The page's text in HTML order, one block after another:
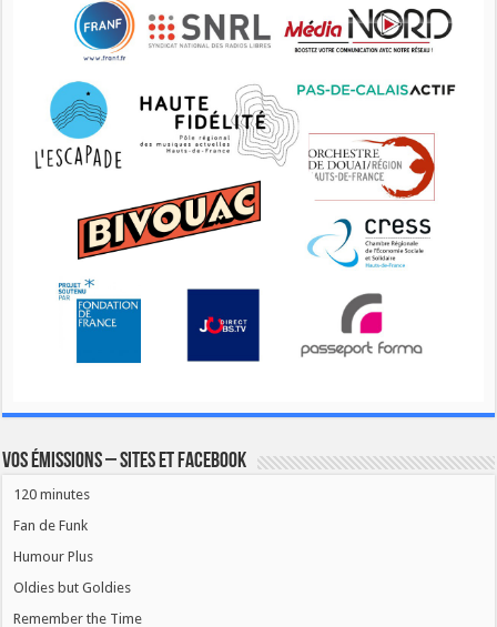
Vos émissions – Sites et Facebook
120 minutes
Fan de Funk
Humour Plus
Oldies but Goldies
Remember the Time